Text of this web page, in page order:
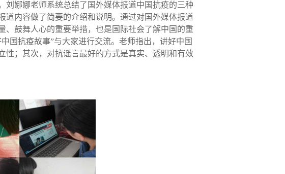
刘娜娜老师系统总结了国外媒体报道中国抗疫的三种
道内容做了简要的介绍和说明。通过对国外媒体报道
、鼓舞人心的重要举措，也是国际社会了解中国的重
国抗疫故事”与大家进行交流。老师指出，讲好中国
性；其次，对抗谣言最好的方式是真实、透明和有效